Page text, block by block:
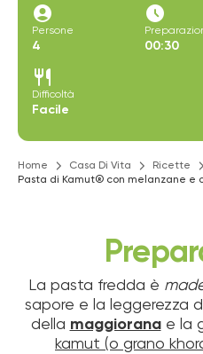
account_circle
Persone
4
access_time_filled
00:30
restaurant
Difficoltà
Facile
Home Casa Di Vita
Ricette
Pasta di Kamut® con melanzane e
La pasta fredda è
sapore e la leggerezza
della maggioranae la
kamut (o grano